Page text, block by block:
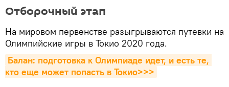
Отборочный этап
На мировом первенстве разыгрываются путевки на
Олимпийские игры в Токио 2020 года.
Балан: подготовка к Олимпиаде идет, и есть те,
кто еще может попасть в Токио>>>